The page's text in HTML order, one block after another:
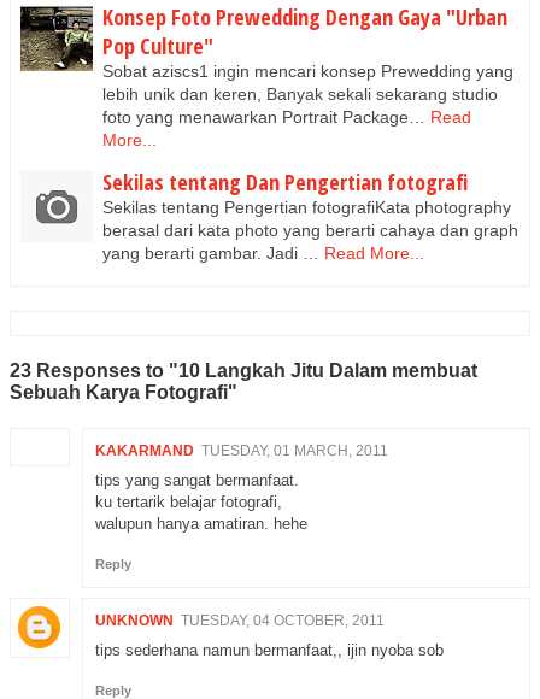
Konsep Foto Prewedding Dengan Gaya "Urban
Pop Culture"
Sobat aziscs1 ingin mencari konsep Prewedding yang
lebih unik dan keren, Banyak sekali sekarang studio
foto yang menawarkan Portrait Package…
Read
More...
Sekilas tentang Dan Pengertian fotografi
Sekilas tentang Pengertian fotografiKata photography
berasal dari kata photo yang berarti cahaya dan graph
yang berarti gambar. Jadi …
Read More...
23 Responses to "10 Langkah Jitu Dalam membuat
Sebuah Karya Fotografi"
KAKARMAND TUESDAY, 01 MARCH, 2011
tips yang sangat bermanfaat.
ku tertarik belajar fotografi,
walupun hanya amatiran. hehe
Reply
UNKNOWN TUESDAY, 04 OCTOBER, 2011
tips sederhana namun bermanfaat,, ijin nyoba sob
Reply